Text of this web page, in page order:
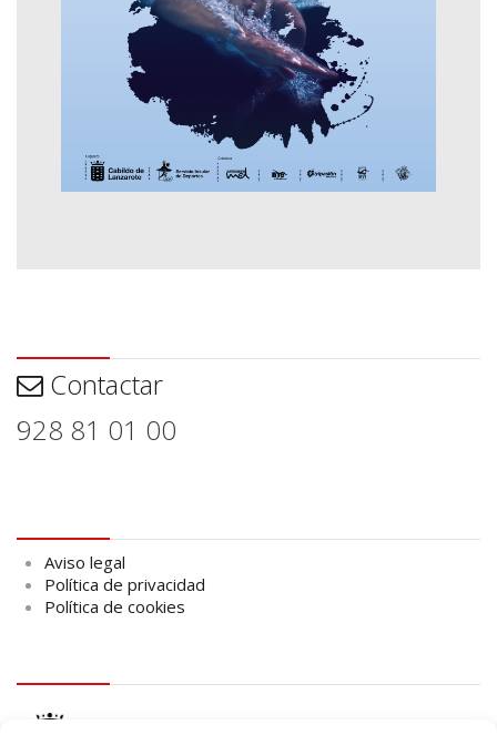
Contactar
928 81 01 00
Aviso legal
Política de privacidad
Política de cookies